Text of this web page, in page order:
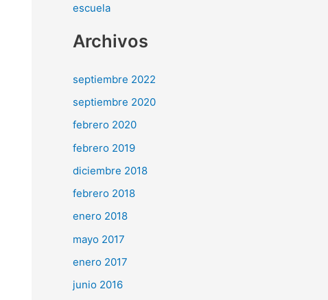
escuela
Archivos
septiembre 2022
septiembre 2020
febrero 2020
febrero 2019
diciembre 2018
febrero 2018
enero 2018
mayo 2017
enero 2017
junio 2016